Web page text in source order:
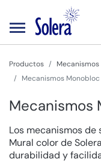
Productos Mecanismos
Mecanismos Monobloc
Mecanismos
Los mecanismos
Mural color de
durabilidad y